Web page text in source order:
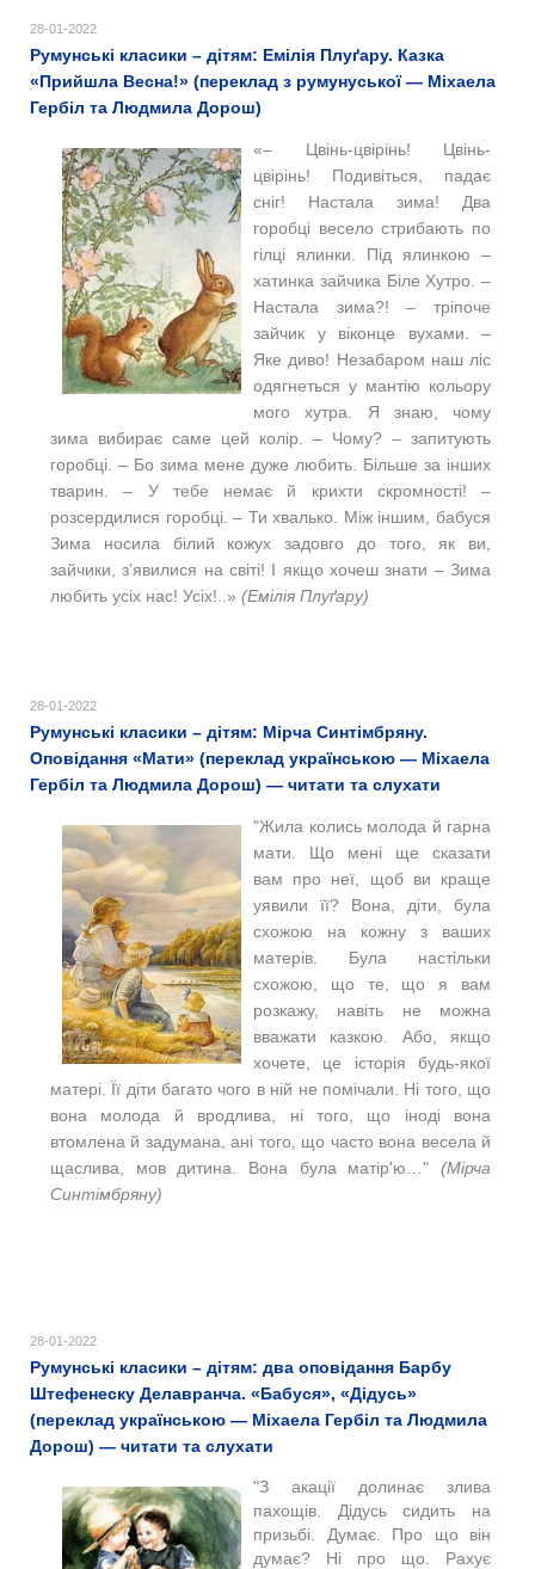
28-01-2022
Румунські класики – дітям: Емілія Плуґару. Казка
«Прийшла Весна!» (переклад з румунуської — Міхаела
Гербіл та Людмила Дорош)
«‒ Цвінь-цвірінь! Цвінь-
цвірінь! Подивіться, падає
сніг! Настала зима! Два
горобці весело стрибають по
гілці ялинки. Під ялинкою ‒
хатинка зайчика Біле Хутро. ‒
Настала зима?! – тріпоче
зайчик у віконце вухами. –
Яке диво! Незабаром наш ліс
одягнеться у мантію кольору
мого хутра. Я знаю, чому
зима вибирає саме цей колір. ‒ Чому? ‒ запитують
горобці. ‒ Бо зима мене дуже любить. Більше за інших
тварин. ‒ У тебе немає й крихти скромності! ‒
розсердилися горобці. – Ти хвалько. Між іншим, бабуся
Зима носила білий кожух задовго до того, як ви,
зайчики, з’явилися на світі! І якщо хочеш знати ‒ Зима
любить усіх нас! Усіх! ..» (Емілія Плуґару)
28-01-2022
Румунські класики – дітям: Мірча Синтімбряну.
Оповідання «Мати» (переклад українською — Міхаела
Гербіл та Людмила Дорош) — читати та слухати
"Жила колись молода й гарна
мати. Що мені ще сказати
вам про неї, щоб ви краще
уявили її? Вона, діти, була
схожою на кожну з ваших
матерів. Була настільки
схожою, що те, що я вам
розкажу, навіть не можна
вважати казкою. Або, якщо
хочете, це історія будь-якої
матері. Її діти багато чого в ній не помічали. Ні того, що
вона молода й вродлива, ні того, що іноді вона
втомлена й задумана, ані того, що часто вона весела й
щаслива, мов дитина. Вона була матір'ю…" (Мірча
Синтімбряну)
28-01-2022
Румунські класики – дітям: два оповідання Барбу
Штефенеску Делавранча. «Бабуся», «Дідусь»
(переклад українською — Міхаела Гербіл та Людмила
Дорош) — читати та слухати
"З акації долинає злива
пахощів. Дідусь сидить на
призьбі. Думає. Про що він
думає? Ні про що. Рахує